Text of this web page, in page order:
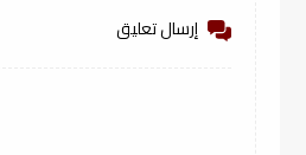
إرسال تعليق